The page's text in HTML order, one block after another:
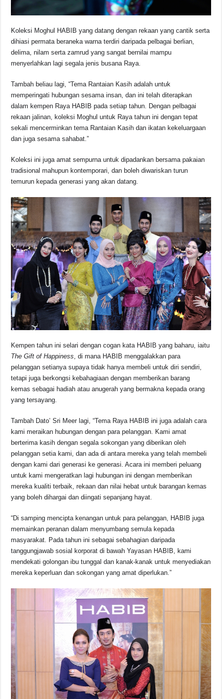
Koleksi Moghul HABIB yang datang dengan rekaan yang cantik serta
dihiasi permata beraneka warna terdiri daripada pelbagai berlian,
delima, nilam serta zamrud yang sangat bernilai mampu
menyerlahkan lagi segala jenis busana Raya.
Tambah beliau lagi, “Tema Rantaian Kasih adalah untuk
memperingati hubungan sesama insan, dan ini telah diterapkan
dalam kempen Raya HABIB pada setiap tahun. Dengan pelbagai
rekaan jalinan, koleksi Moghul untuk Raya tahun ini dengan tepat
sekali mencerminkan tema Rantaian Kasih dan ikatan kekeluargaan
dan juga sesama sahabat.”
Koleksi ini juga amat sempurna untuk dipadankan bersama pakaian
tradisional mahupun kontemporari, dan boleh diwariskan turun
temurun kepada generasi yang akan datang.
Kempen tahun ini selari dengan cogan kata HABIB yang baharu, iaitu
The Gift of Happiness , di mana HABIB menggalakkan para
pelanggan setianya supaya tidak hanya membeli untuk diri sendiri,
tetapi juga berkongsi kebahagiaan dengan memberikan barang
kemas sebagai hadiah atau anugerah yang bermakna kepada orang
yang tersayang.
Tambah Dato’ Sri Meer lagi, “Tema Raya HABIB ini juga adalah cara
kami meraikan hubungan dengan para pelanggan. Kami amat
berterima kasih dengan segala sokongan yang diberikan oleh
pelanggan setia kami, dan ada di antara mereka yang telah membeli
dengan kami dari generasi ke generasi. Acara ini memberi peluang
untuk kami mengeratkan lagi hubungan ini dengan memberikan
mereka kualiti terbaik, rekaan dan nilai hebat untuk barangan kemas
yang boleh dihargai dan diingati sepanjang hayat.
“Di samping mencipta kenangan untuk para pelanggan, HABIB juga
memainkan peranan dalam menyumbang semula kepada
masyarakat. Pada tahun ini sebagai sebahagian daripada
tanggungjawab sosial korporat di bawah Yayasan HABIB, kami
mendekati golongan ibu tunggal dan kanak-kanak untuk menyediakan
mereka keperluan dan sokongan yang amat diperlukan.”